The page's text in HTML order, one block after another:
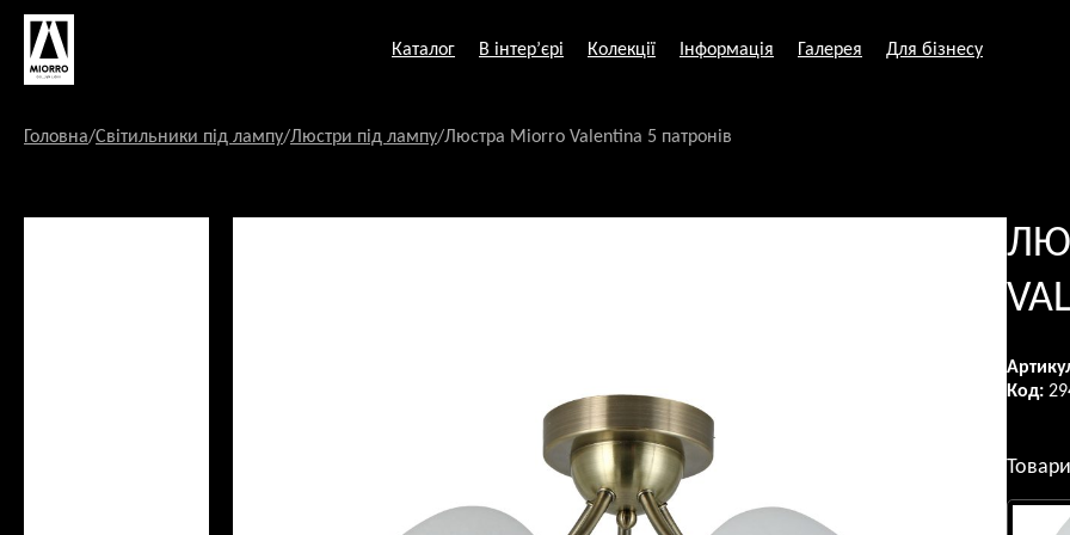
Перейти
змісту
Каталог В інтер’єрі Колекції Інформація Галерея Для бізнесу
Головна/Світильники під лампу/Люстри під лампу/Люстра Miorro Valentina 5 патронів
Код: